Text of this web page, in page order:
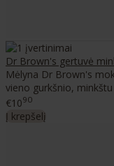
Dr Brown's gertuvė
Mėlyna Dr Brown's
vieno gurkšnio, minkštu
€1090
Į krepšelį